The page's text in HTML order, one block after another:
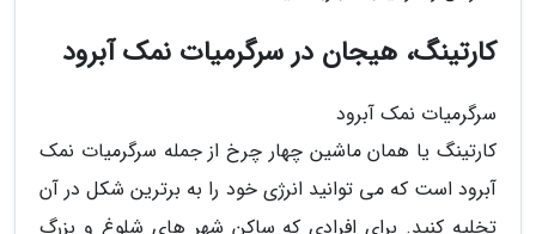
کارتینگ، هیجان در سرگرمیات نمک آبرود
سرگرمیات نمک آبرود
کارتینگ یا همان ماشین چهار چرخ از جمله سرگرمیات نمک
آبرود است که می توانید انرژی خود را به برترین شکل در آن
تخلیه کنید. برای افرادی که ساکن شهر های شلوغ و بزرگ